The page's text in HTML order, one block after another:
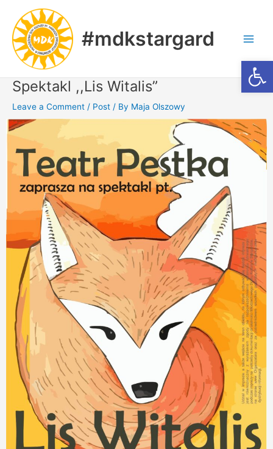
content
#mdkstargard
Spektakl ,,Lis Witalis”
Leave a Comment / Post / By Maja Olszowy
navigation